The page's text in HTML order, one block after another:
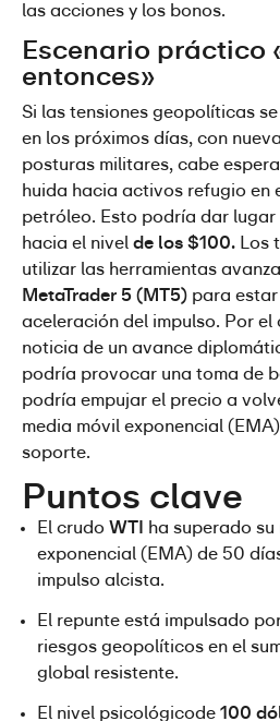
las acciones y los bonos.
Escenario práctico
entonces»
Si las tensiones geopolíticas
en los próximos días, con
posturas militares, cabe
huida hacia activos refugio en
petróleo. Esto podría dar
hacia el nivel de los $100. Los
MetaTrader 5 (MT5) para
aceleración del impulso. Por
noticia de un avance
podría provocar una toma de
podría empujar el precio a
media móvil exponencial
soporte.
Puntos clave
El crudo WTI
ha superado su
exponencial (EMA) de 50
impulso alcista.
El repunte está impulsado
riesgos geopolíticos en el
global resistente.
El nivel psicológicode 100